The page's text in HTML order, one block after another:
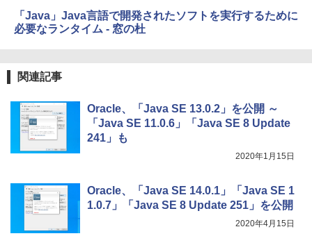
￥27,980
テリー、広告無し、ブラック (2025年発
売)
￥31,980
New Amazon Kindle Scribe Colorsoft |
11インチカラーディスプレイ、64GBスト
レージ、ノート機能搭載、明るさ自動調
整、色調調節ライト、プレミアムペン付
「Java」Java言語で開発されたソフトを実行するために
必要なランタイム - 窓の杜
関連記事
Oracle、「Java SE 13.0.2」を公開 ～
「Java SE 11.0.6」「Java SE 8 Update
241」も
2020年1月15日
Oracle、「Java SE 14.0.1」「Java SE 1
1.0.7」「Java SE 8 Update 251」を公開
2020年4月15日